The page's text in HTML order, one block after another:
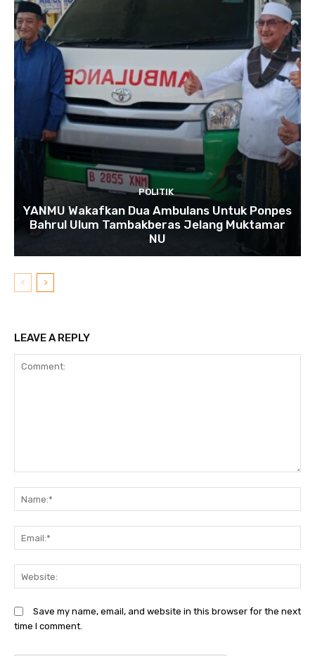
POLITIK
YANMU Wakafkan Dua Ambulans Untuk Ponpes
Bahrul Ulum Tambakberas Jelang Muktamar
NU
LEAVE A REPLY
Save my name, email, and website in this browser for the next
time I comment.